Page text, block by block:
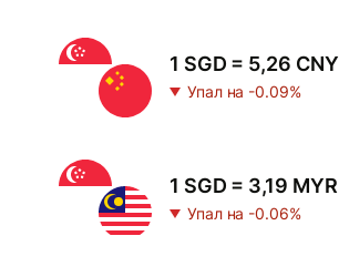
1 SGD = 5,26 CNY
Упал на -0.09%
1 SGD = 3,19 MYR
Упал на -0.06%